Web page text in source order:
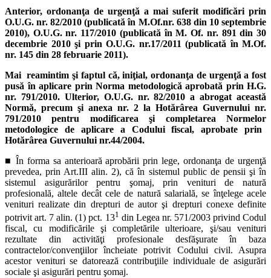
Anterior, ordonanţa de urgenţă a mai suferit modificări prin
O.U.G. nr. 82/2010 (publicată în M.Of.nr. 638 din 10 septembrie
2010), O.U.G. nr. 117/2010 (publicată în M. Of. nr. 891 din 30
decembrie 2010 şi prin O.U.G. nr.17/2011 (publicată în M.Of.
nr. 145 din 28 februarie 2011).
Mai reamintim şi faptul că, iniţial, ordonanţa de urgenţă a fost
pusă în aplicare prin Norma metodologică aprobată prin H.G.
nr. 791/2010. Ulterior, O.U.G. nr. 82/2010 a abrogat această
Normă, precum şi anexa nr. 2 la Hotărârea Guvernului nr.
791/2010 pentru modificarea şi completarea Normelor
metodologice de aplicare a Codului fiscal, aprobate prin
Hotărârea Guvernului nr.44/2004.
■ În forma sa anterioară aprobării prin lege, ordonanţa de urgenţă
prevedea, prin Art.III alin. 2), că în sistemul public de pensii şi în
sistemul asigurărilor pentru şomaj, prin venituri de natură
profesională, altele decât cele de natură salarială, se înţelege acele
venituri realizate din drepturi de autor şi drepturi conexe definite
potrivit art. 7 alin. (1) pct. 131 din Legea nr. 571/2003 privind Codul
fiscal, cu modificările şi completările ulterioare, şi/sau venituri
rezultate din activităţi profesionale desfăşurate în baza
contractelor/convenţiilor încheiate potrivit Codului civil. Asupra
acestor venituri se datorează contribuţiile individuale de asigurări
sociale şi asigurări pentru şomaj.